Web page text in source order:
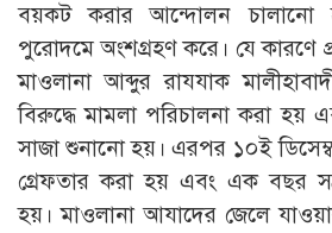
বয়কট করার আন্দোলন
পুরোদমে অংশগ্রহণ করে। যে কারণে
মাওলানা আব্দুর রাযযাক
বিরুদ্ধে মামলা পরিচালনা করা হয়
সাজা শুনানো হয়। এরপর ১০ই
গ্রেফতার করা হয় এবং এক বছর
হয়। মাওলানা আযাদের জেলে